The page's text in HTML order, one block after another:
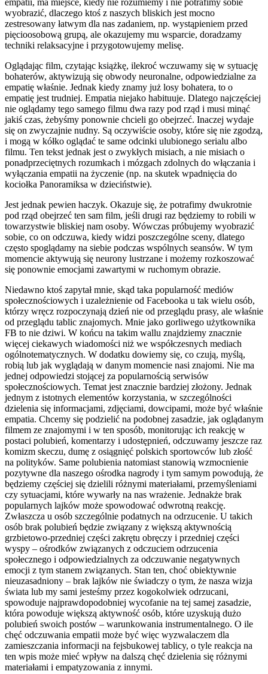
wyobrazić, dlaczego ktoś z naszych bliskich jest mocno
zestresowany łatwym dla nas zadaniem, np. wystąpieniem przed
pięcioosobową grupą, ale okazujemy mu wsparcie, doradzamy
techniki relaksacyjne i przygotowujemy melisę.
Oglądając film, czytając książkę, ilekroć wczuwamy się w sytuację
bohaterów, aktywizują się obwody neuronalne, odpowiedzialne za
empatię właśnie. Jednak kiedy znamy już losy bohatera, to o
empatię jest trudniej. Empatia niejako habituuje. Dlatego najczęściej
nie oglądamy tego samego filmu dwa razy pod rząd i musi minąć
jakiś czas, żebyśmy ponownie chcieli go obejrzeć. Inaczej wydaje
się on zwyczajnie nudny. Są oczywiście osoby, które się nie zgodzą,
i mogą w kółko oglądać te same odcinki ulubionego serialu albo
filmu. Ten tekst jednak jest o zwykłych misiach, a nie misiach o
ponadprzeciętnych rozumkach i mózgach zdolnych do włączania i
wyłączania empatii na życzenie (np. na skutek wpadnięcia do
kociołka Panoramiksa w dzieciństwie).
Jest jednak pewien haczyk. Okazuje się, że potrafimy dwukrotnie
pod rząd obejrzeć ten sam film, jeśli drugi raz będziemy to robili w
towarzystwie bliskiej nam osoby. Wówczas próbujemy wyobrazić
sobie, co on odczuwa, kiedy widzi poszczególne sceny, dlatego
często spoglądamy na siebie podczas wspólnych seansów. W tym
momencie aktywują się neurony lustrzane i możemy rozkoszować
się ponownie emocjami zawartymi w ruchomym obrazie.
Niedawno ktoś zapytał mnie, skąd taka popularność mediów
społecznościowych i uzależnienie od Facebooka u tak wielu osób,
którzy wręcz rozpoczynają dzień nie od przeglądu prasy, ale właśnie
od przeglądu tablic znajomych. Mnie jako gorliwego użytkownika
FB to nie dziwi. W końcu na takim wallu znajdziemy znacznie
więcej ciekawych wiadomości niż we współczesnych mediach
ogólnotematycznych. W dodatku dowiemy się, co czują, myślą,
robią lub jak wyglądają w danym momencie nasi znajomi. Nie ma
jednej odpowiedzi stojącej za popularnością serwisów
społecznościowych. Temat jest znacznie bardziej złożony. Jednak
jednym z istotnych elementów korzystania, w szczególności
dzielenia się informacjami, zdjęciami, dowcipami, może być właśnie
empatia. Chcemy się podzielić na podobnej zasadzie, jak oglądanym
filmem ze znajomymi i w ten sposób, monitorując ich reakcję w
postaci polubień, komentarzy i udostępnień, odczuwamy jeszcze raz
komizm skeczu, dumę z osiągnięć polskich sportowców lub złość
na polityków. Same polubienia natomiast stanowią wzmocnienie
pozytywne dla naszego ośrodka nagrody i tym samym powodują, że
będziemy częściej się dzielili różnymi materiałami, przemyśleniami
czy sytuacjami, które wywarły na nas wrażenie. Jednakże brak
popularnych lajków może spowodować odwrotną reakcję.
Zwłaszcza u osób szczególnie podatnych na odrzucenie. U takich
osób brak polubień będzie związany z większą aktywnością
grzbietowo-przedniej części zakrętu obręczy i przedniej części
wyspy – ośrodków związanych z odczuciem odrzucenia
społecznego i odpowiedzialnych za odczuwanie negatywnych
emocji z tym stanem związanych. Stan ten, choć obiektywnie
nieuzasadniony – brak lajków nie świadczy o tym, że nasza wizja
świata lub my sami jesteśmy przez kogokolwiek odrzucani,
spowoduje najprawdopodobniej wycofanie na tej samej zasadzie,
która powoduje większą aktywność osób, które uzyskują dużo
polubień swoich postów – warunkowania instrumentalnego. O ile
chęć odczuwania empatii może być więc wyzwalaczem dla
zamieszczania informacji na fejsbukowej tablicy, o tyle reakcja na
ten wpis może mieć wpływ na dalszą chęć dzielenia się różnymi
materiałami i empatyzowania z innymi.